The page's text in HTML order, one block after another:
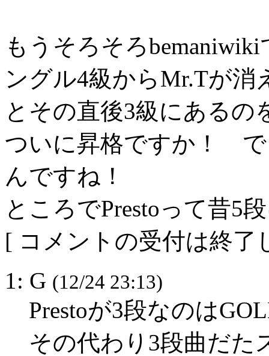
もうそろそろ
ングル4級からMr.Tが消
とその直後3級にあるの
ついに昇格ですか！
んですね！
ところでPrestoって昔5
[ コメントの受付は終了
1: G (12/24 23:13)
Prestoが3段なのは
その代わり3段曲だた